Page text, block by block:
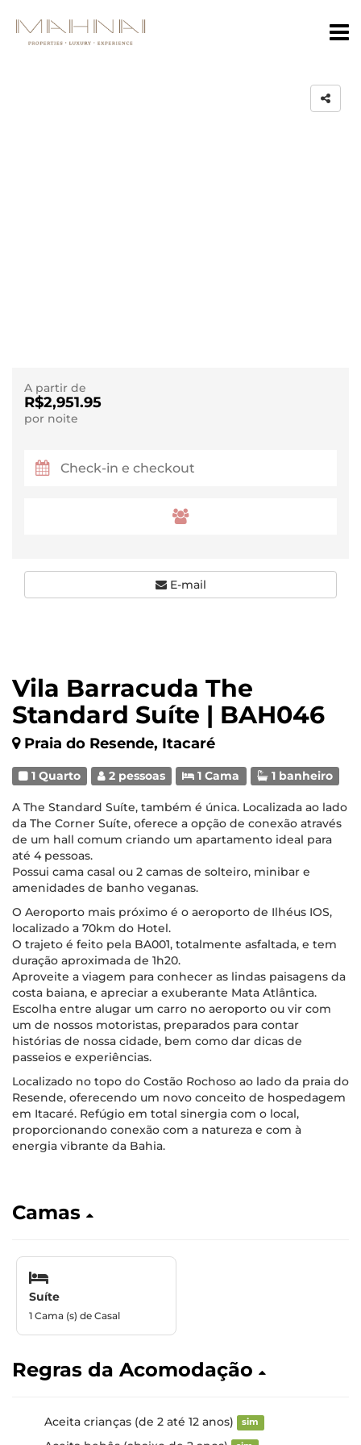
Vila Barracuda The
Standard Suíte | BAH046
Praia do Resende, Itacaré
1 Quarto 2 pessoas 1 Cama 1 banheiro
A The Standard Suíte, também é única. Localizada ao lado
da The Corner Suíte, oferece a opção de conexão através
de um hall comum criando um apartamento ideal para
até 4 pessoas.
Possui cama casal ou 2 camas de solteiro, minibar e
amenidades de banho veganas.
O Aeroporto mais próximo é o aeroporto de Ilhéus IOS,
localizado a 70km do Hotel.
O trajeto é feito pela BA001, totalmente asfaltada, e tem
duração aproximada de 1h20.
Aproveite a viagem para conhecer as lindas paisagens da
costa baiana, e apreciar a exuberante Mata Atlântica.
Escolha entre alugar um carro no aeroporto ou vir com
um de nossos motoristas, preparados para contar
histórias de nossa cidade, bem como dar dicas de
passeios e experiências.
Localizado no topo do Costão Rochoso ao lado da praia do
Resende, oferecendo um novo conceito de hospedagem
em Itacaré. Refúgio em total sinergia com o local,
proporcionando conexão com a natureza e com à
energia vibrante da Bahia.
Camas
Suíte
1 Cama (s) de Casal
Regras da Acomodação
Aceita crianças (de 2 até 12 anos) sim
A partir de
R$2,951.95
por noite
E-mail